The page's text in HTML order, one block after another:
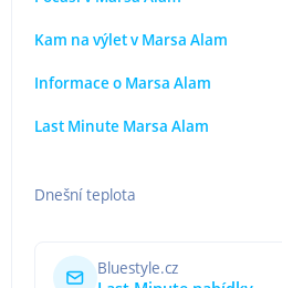
Kam na výlet v Marsa Alam
Informace o Marsa Alam
Last Minute Marsa Alam
Dnešní teplota
Bluestyle.cz